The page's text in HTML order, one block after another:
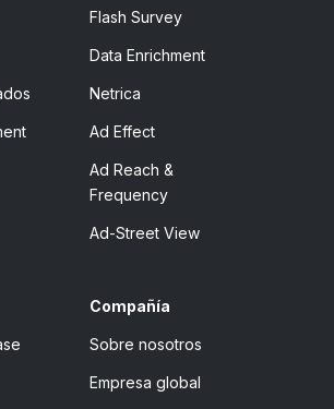
Flash Survey
Data Enrichment
Netrica
Ad Effect
Ad Reach &
Frequency
Ad-Street View
Compañía
Sobre nosotros
Empresa global